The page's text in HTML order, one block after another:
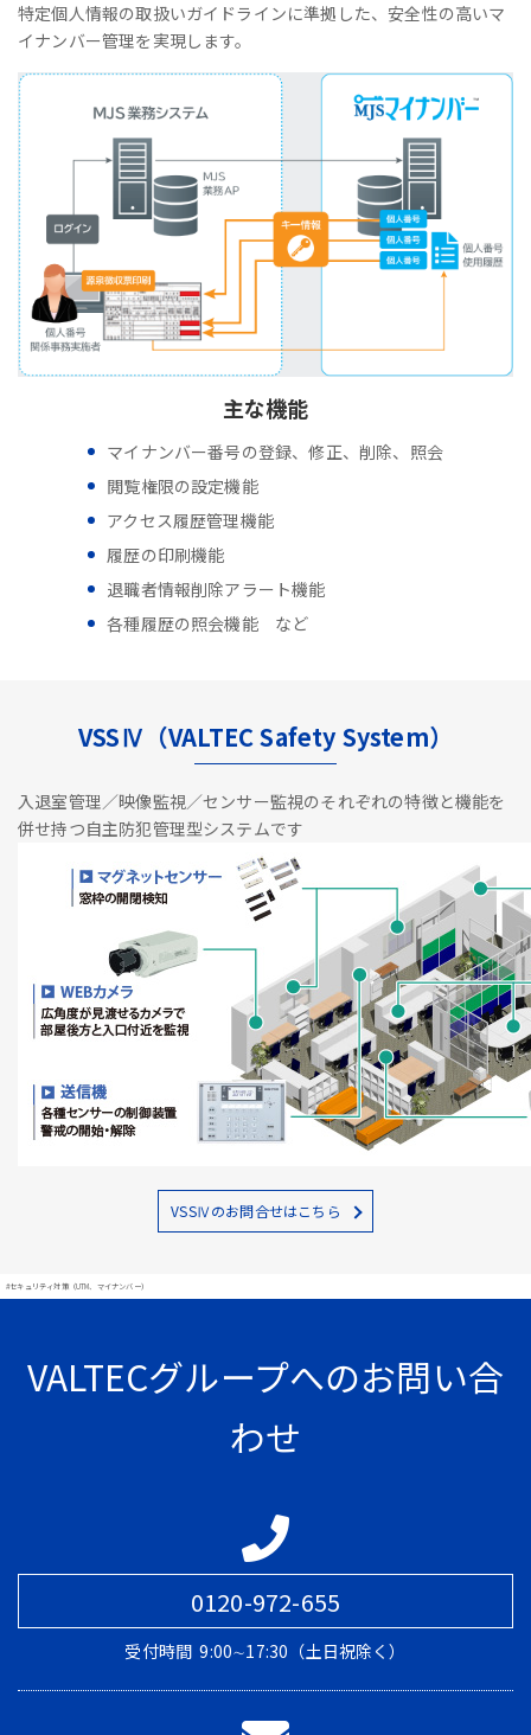
特定個人情報の取扱いガイドラインに準拠した、安全性の高いマ
イナンバー管理を実現します。
主な機能
マイナンバー番号の登録、修正、削除、照会
閲覧権限の設定機能
アクセス履歴管理機能
履歴の印刷機能
退職者情報削除アラート機能
各種履歴の照会機能 など
VSSⅣ（VALTEC Safety System）
入退室管理／映像監視／センサー監視のそれぞれの特徴と機能を
併せ持つ自主防犯管理型システムです
VSSⅣのお問合せはこちら
#セキュリティ対策（UTM、マイナンバー）
VALTECグループへのお問い合
わせ
0120-972-655
受付時間 9:00∼17:30（土日祝除く）